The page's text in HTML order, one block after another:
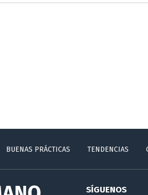
BUENAS PRÁCTICAS TENDENCIAS
SÍGUENOS